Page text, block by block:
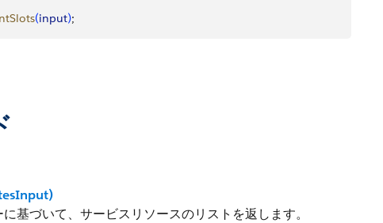
(input);
基づいて、サービスリソースのリストを返します。